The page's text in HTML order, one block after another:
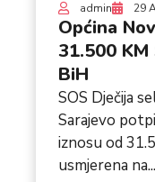
admin 29
Općina
31.500
BiH
SOS Dječija
Sarajevo
iznosu od
usmjerena na...